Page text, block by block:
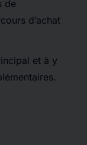
de
d’achat
et à y